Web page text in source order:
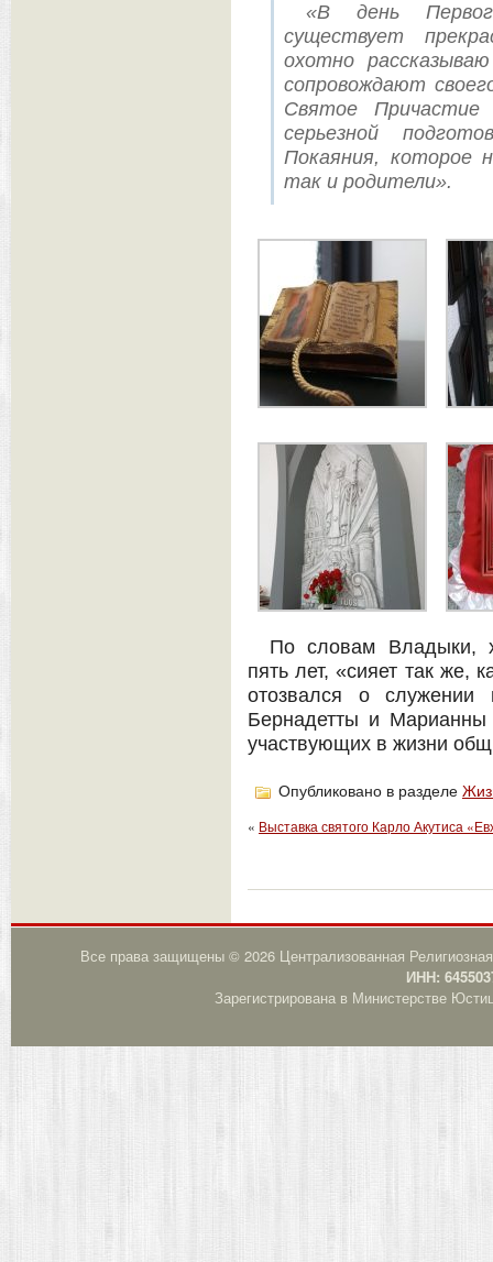
«В день
существует
охотно
сопровождают
Святое
серьезной
Покаяния, которое
так и родители».
По словам Владыки,
пять лет, «сияет так же,
отозвался о служении
Бернадетты и Марианны
участвующих в жизни
Опубликовано в разделе
« Выставка святого Карло Акутиса
Все права защищены © 2026 Централизованная
ИНН:
Зарегистрирована в Министерстве